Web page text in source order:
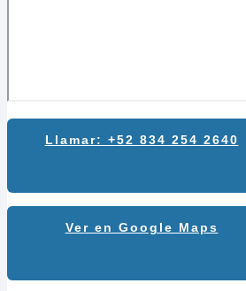
Llamar: +52 834 254 2640
Ver en Google Maps